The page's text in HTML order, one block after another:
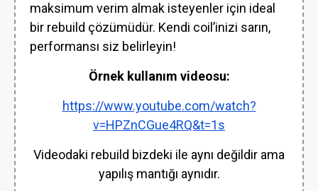
maksimum verim almak isteyenler için ideal
bir rebuild çözümüdür. Kendi coil’inizi sarın,
performansı siz belirleyin!
Örnek kullanım videosu:
https://www.youtube.com/watch?
v=HPZnCGue4RQ&t=1s
Videodaki rebuild bizdeki ile aynı değildir ama
yapılış mantığı aynıdır.